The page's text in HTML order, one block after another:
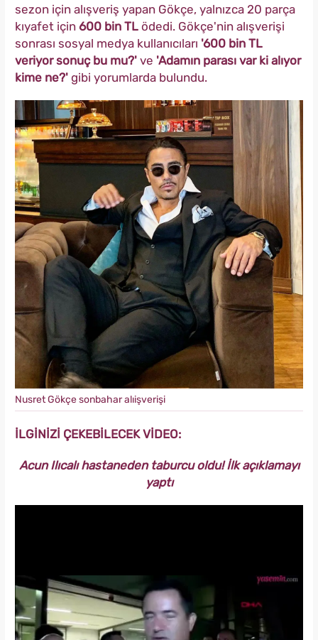
sezon için alışveriş yapan Gökçe, yalnızca 20 parça
kıyafet için 600 bin TL ödedi. Gökçe'nin alışverişi
sonrası sosyal medya kullanıcıları '600 bin TL
veriyor sonuç bu mu?' ve 'Adamın parası var ki alıyor
kime ne?' gibi yorumlarda bulundu.
Nusret Gökçe sonbahar alıişverişi
İLGİNİZİ ÇEKEBİLECEK VİDEO:
Acun Ilıcalı hastaneden taburcu oldu! İlk açıklamayı
yaptı